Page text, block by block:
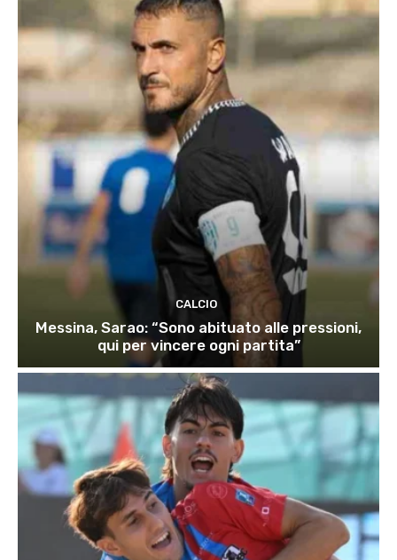
CALCIO
Messina, Sarao: “Sono abituato alle pressioni,
qui per vincere ogni partita”